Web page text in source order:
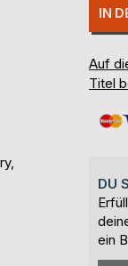
IN
Auf
Titel
DU
ein